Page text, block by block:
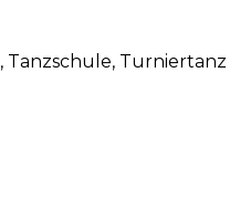
, Tanzschule, Turniertanz